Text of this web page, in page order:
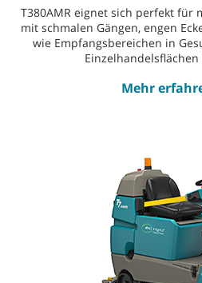
T380AMR eignet sich perfekt für
mit schmalen Gängen, engen
wie Empfangsbereichen in
Mehr